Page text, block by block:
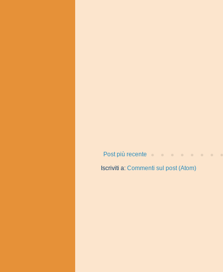
Post più recente
Iscriviti a: Commenti sul post (Atom)